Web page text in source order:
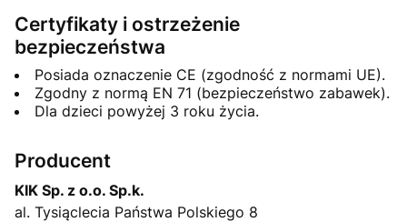
Certyfikaty i ostrzeżenie
bezpieczeństwa
Posiada oznaczenie CE (zgodność z normami UE).
Zgodny z normą EN 71 (bezpieczeństwo zabawek).
Dla dzieci powyżej 3 roku życia.
Producent
KIK Sp. z o.o. Sp.k.
al. Tysiąclecia Państwa Polskiego 8